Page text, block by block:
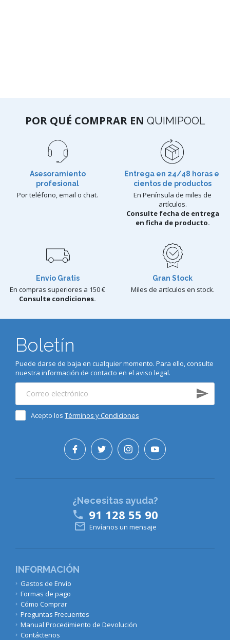
POR QUÉ COMPRAR EN QUIMIPOOL
Asesoramiento
profesional
Por teléfono, email o chat.
Entrega en 24/48 horas e
cientos de productos
En Península de miles de
artículos.
Consulte fecha de entrega
en ficha de producto.
Envío Gratis
En compras superiores a 150 €
Consulte condiciones.
Gran Stock
Miles de artículos en stock.
Boletín
Puede darse de baja en cualquier momento. Para ello, consulte
nuestra información de contacto en el aviso legal.
Acepto los Términos y Condiciones
INFORMACIÓN
Gastos de Envío
Formas de pago
Cómo Comprar
Preguntas Frecuentes
Manual Procedimiento de Devolución
Contáctenos
¿Necesitas ayuda?
 91 128 55 90
 Envíanos un mensaje